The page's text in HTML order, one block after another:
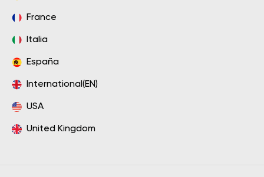
France
Italia
España
International(EN)
USA
United Kingdom